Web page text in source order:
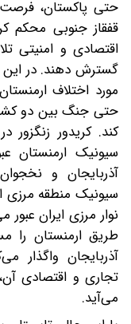
حتی پاکستان،
قفقاز جنوبی محکم
اقتصادی و امنیتی
گسترش دهند. در این
مورد اختلاف
حتی جنگ بین دو
کند. کریدور زنگزور
سیونیک ارمنستان
آذربایجان و
سیونیک منطقه مرزی
نوار مرزی ایران عبور
طریق ارمنستان را
آذربایجان
تجاری و اقتصادی
می‌آید.